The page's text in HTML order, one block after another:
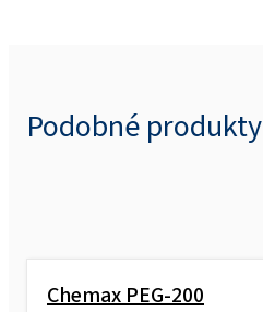
Podobné produkty
Chemax PEG-200